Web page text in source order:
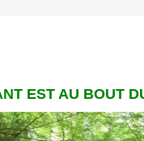
EST AU BOUT